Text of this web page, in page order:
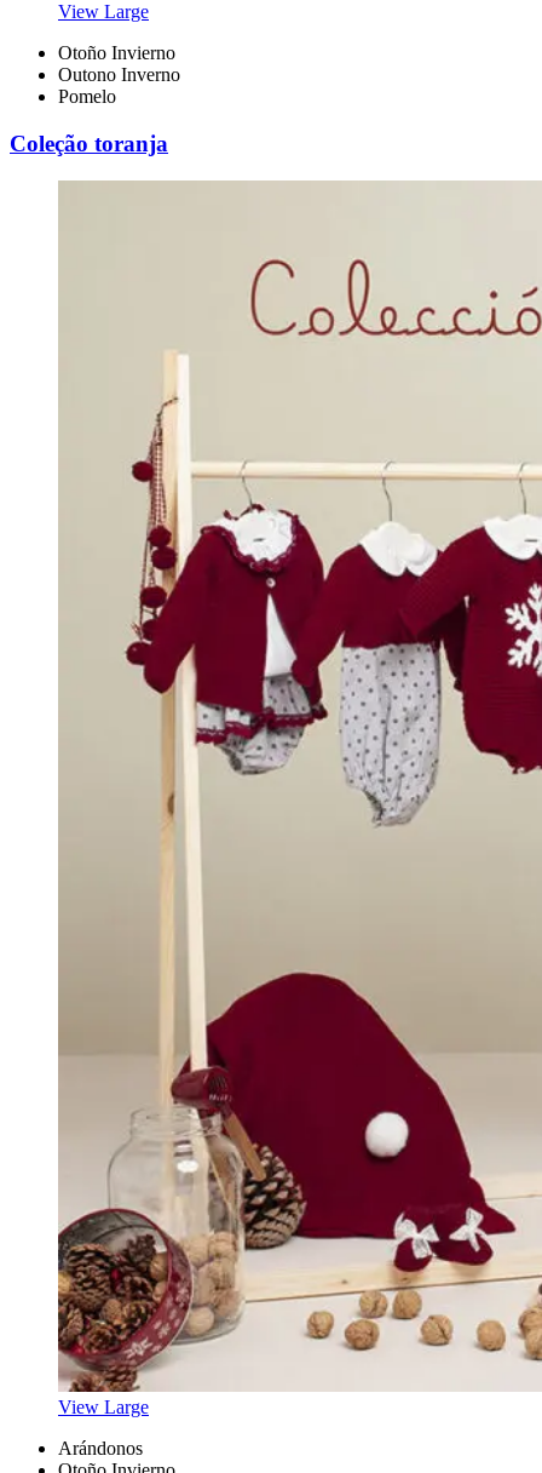
View Large
Otoño Invierno
Outono Inverno
Pomelo
Coleção toranja
View Large
Arándonos